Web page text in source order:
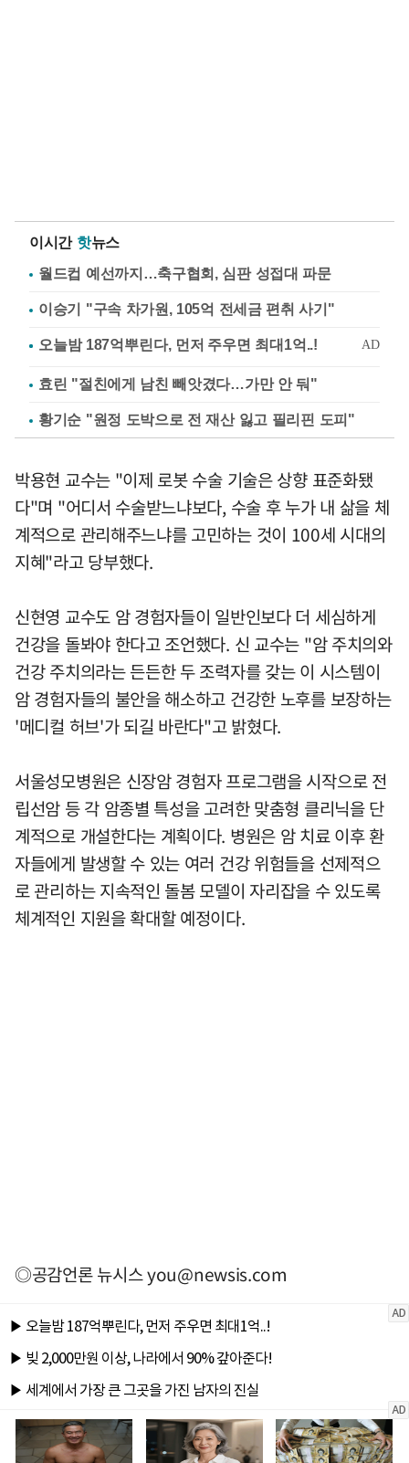
이시간 핫뉴스
월드컵 예선까지…축구협회, 심판 성접대 파문
이승기 "구속 차가원, 105억 전세금 편취 사기"
효린 "절친에게 남친 빼앗겼다…가만 안 둬"
황기순 "원정 도박으로 전 재산 잃고 필리핀 도피"
박용현 교수는 "이제 로봇 수술 기술은 상향 표준화됐
다"며 "어디서 수술받느냐보다, 수술 후 누가 내 삶을 체
계적으로 관리해주느냐를 고민하는 것이 100세 시대의
지혜"라고 당부했다.
신현영 교수도 암 경험자들이 일반인보다 더 세심하게
건강을 돌봐야 한다고 조언했다. 신 교수는 "암 주치의와
건강 주치의라는 든든한 두 조력자를 갖는 이 시스템이
암 경험자들의 불안을 해소하고 건강한 노후를 보장하는
'메디컬 허브'가 되길 바란다"고 밝혔다.
서울성모병원은 신장암 경험자 프로그램을 시작으로 전
립선암 등 각 암종별 특성을 고려한 맞춤형 클리닉을 단
계적으로 개설한다는 계획이다. 병원은 암 치료 이후 환
자들에게 발생할 수 있는 여러 건강 위험들을 선제적으
로 관리하는 지속적인 돌봄 모델이 자리잡을 수 있도록
체계적인 지원을 확대할 예정이다.
◎공감언론 뉴시스you@newsis.com